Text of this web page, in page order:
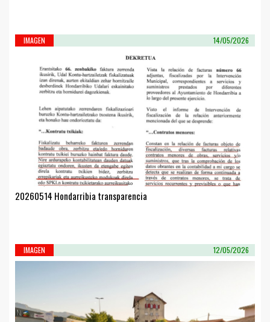
IMAGEN 14/05/2026
20260514 Hondarribia transparencia
IMAGEN 12/05/2026